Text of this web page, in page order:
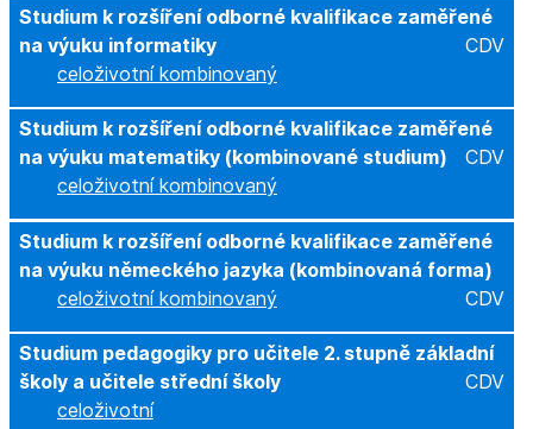
Studium k rozšíření odborné kvalifikace zaměřené
na výuku informatiky
CDV
celoživotní kombinovaný
Studium k rozšíření odborné kvalifikace zaměřené
na výuku matematiky (kombinované studium)
CDV
celoživotní kombinovaný
Studium k rozšíření odborné kvalifikace zaměřené
na výuku německého jazyka (kombinovaná forma)
CDV
celoživotní kombinovaný
Studium pedagogiky pro učitele 2. stupně základní
školy a učitele střední školy
CDV
celoživotní